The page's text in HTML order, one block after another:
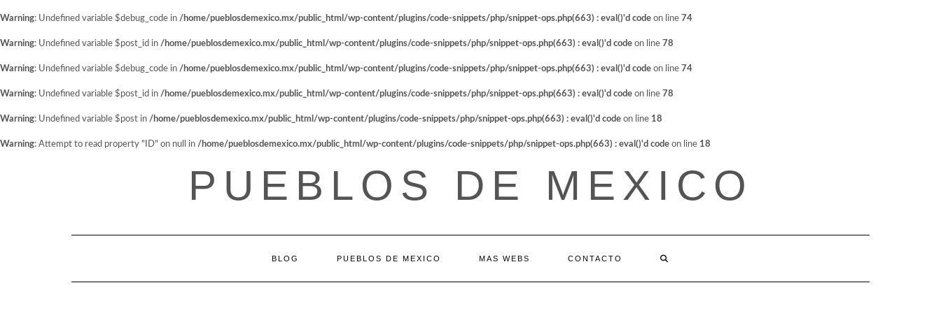
Warning: Undefined variable $debug_code in /home/pueblosdemexico.mx/public_html/wp-content/plugins/code-snippets/php/snippet-ops.php(663) : eval()'d code on line 74
Warning: Undefined variable $post_id in /home/pueblosdemexico.mx/public_html/wp-content/plugins/code-snippets/php/snippet-ops.php(663) : eval()'d code on line 78
Warning: Undefined variable $debug_code in /home/pueblosdemexico.mx/public_html/wp-content/plugins/code-snippets/php/snippet-ops.php(663) : eval()'d code on line 74
Warning: Undefined variable $post_id in /home/pueblosdemexico.mx/public_html/wp-content/plugins/code-snippets/php/snippet-ops.php(663) : eval()'d code on line 78
Warning: Undefined variable $post in /home/pueblosdemexico.mx/public_html/wp-content/plugins/code-snippets/php/snippet-ops.php(663) : eval()'d code on line 18
Warning: Attempt to read property "ID" on null in /home/pueblosdemexico.mx/public_html/wp-content/plugins/code-snippets/php/snippet-ops.php(663) : eval()'d code on line 18
PUEBLOS DE MEXICO
BLOG PUEBLOS DE MEXICO MAS WEBS CONTACTO